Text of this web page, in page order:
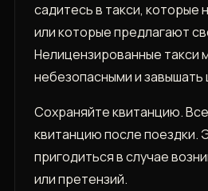
садитесь в такси, которые
или которые предлагают
Нелицензированные такси
небезопасными и завышать
Сохраняйте квитанцию.
квитанцию после поездки.
пригодиться в случае
или претензий.